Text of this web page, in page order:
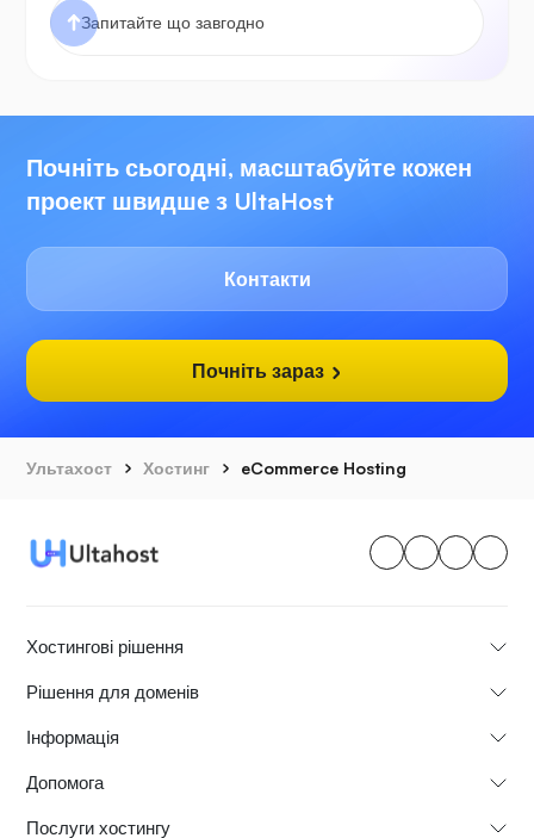
Почніть сьогодні, масштабуйте кожен
проект швидше з UltaHost
Контакти
Почніть зараз
Ультахост Хостинг eCommerce Hosting
Хостингові рішення
Рішення для доменів
Інформація
Допомога
Послуги хостингу